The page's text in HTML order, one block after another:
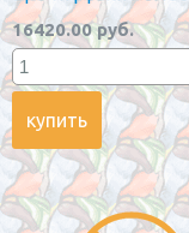
16420.00 руб.